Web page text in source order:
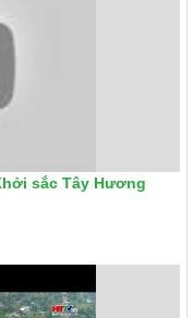
sắc Tây Hương